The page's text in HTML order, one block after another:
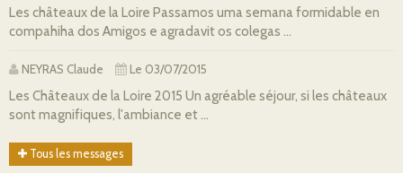
Les châteaux de la Loire Passamos uma semana formidable en
compahiha dos Amigos e agradavit os colegas ...
NEYRAS Claude Le 03/07/2015
Les Châteaux de la Loire 2015 Un agréable séjour, si les châteaux
sont magnifiques, l'ambiance et ...
Tous les messages